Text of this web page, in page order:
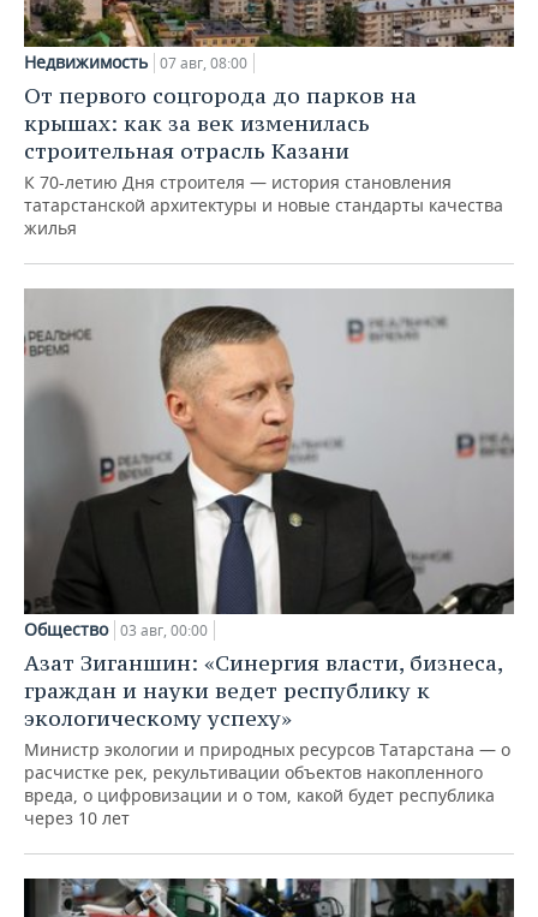
Недвижимость 07 авг, 08:00
От первого соцгорода до парков на
крышах: как за век изменилась
строительная отрасль Казани
К 70-летию Дня строителя — история становления
татарстанской архитектуры и новые стандарты качества
жилья
Общество 03 авг, 00:00
Азат Зиганшин: «Синергия власти, бизнеса,
граждан и науки ведет республику к
экологическому успеху»
Министр экологии и природных ресурсов Татарстана — о
расчистке рек, рекультивации объектов накопленного
вреда, о цифровизации и о том, какой будет республика
через 10 лет